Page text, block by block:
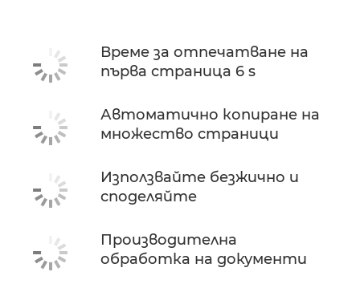
КУПЕТЕ МАСТИЛО
Време за отпечатване на
първа страница 6 s
Автоматично копиране на
множество страници
Използвайте безжично и
споделяйте
Производителна
обработка на документи